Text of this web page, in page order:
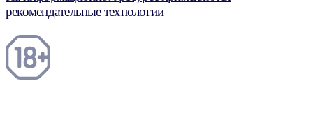
рекомендательные технологии